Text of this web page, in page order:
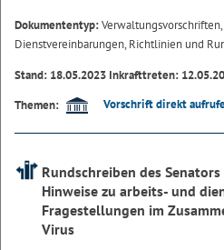
Dokumententyp:
Dienstvereinbarungen, Richtlinien und
Stand: 18.05.2023 Inkrafttreten:
Themen:
Vorschrift direkt
Rundschreiben des
Hinweise zu arbeits- und
Fragestellungen im
Virus